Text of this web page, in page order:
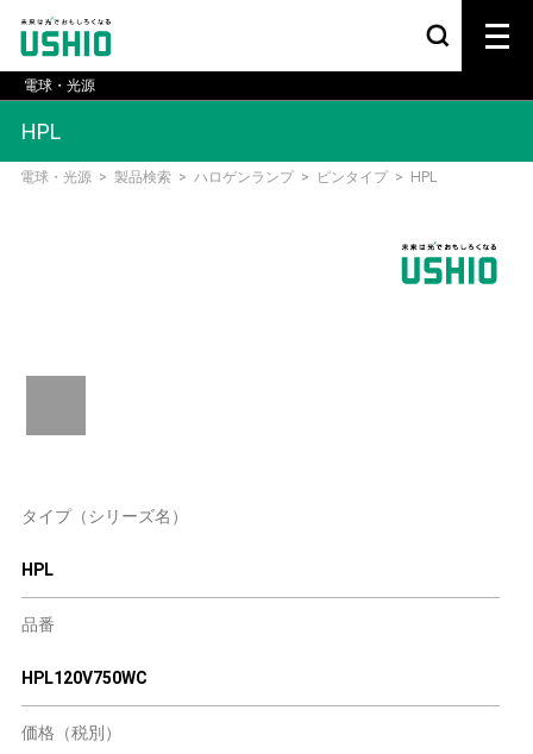
電球・光源
HPL
電球・光源 > 製品検索 > ハロゲンランプ > ピンタイプ > HPL
タイプ（シリーズ名）
HPL
品番
HPL120V750WC
価格（税別）